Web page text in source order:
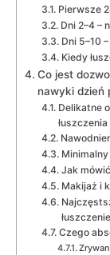
Pierwsze
Dni 2–4 –
Dni 5–10
Kiedy
Co jest
nawyki dzień
Delikatne
łuszczenia
Jak
Makijaż i
łuszczenie
Czego